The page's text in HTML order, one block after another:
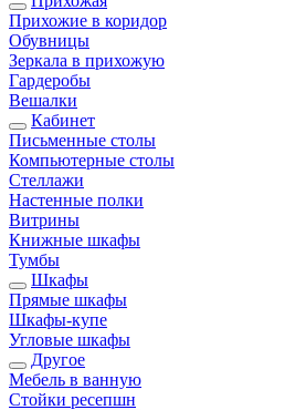
Прихожие в коридор
Обувницы
Зеркала в прихожую
Гардеробы
Вешалки
Кабинет
Письменные столы
Компьютерные столы
Стеллажи
Настенные полки
Витрины
Книжные шкафы
Тумбы
Шкафы
Прямые шкафы
Шкафы-купе
Угловые шкафы
Другое
Мебель в ванную
Стойки ресепшн